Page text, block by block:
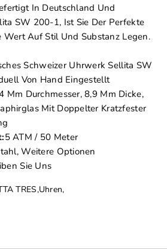
In Deutschland Und
SW 200-1, Ist Sie Der Perfekte
Wert Auf Stil Und Substanz Legen.
Schweizer Uhrwerk Sellita SW
Von Hand Eingestellt
Mm Durchmesser, 8,9 Mm Dicke,
Mit Doppelter Kratzfester
5 ATM / 50 Meter
Weitere Optionen
Sie Uns
TRES,Uhren,